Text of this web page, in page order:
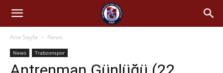
Ana Sayfa News
News Trabzonspor